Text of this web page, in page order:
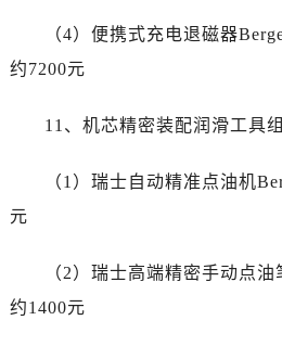
（4）便携式充电退磁器
约7200元
11、机芯精密装配润滑工具组
（1）瑞士自动精准点油机
元
（2）瑞士高端精密手动点油
约1400元